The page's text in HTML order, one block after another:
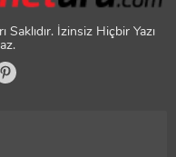
Saklıdır. İzinsiz Hiçbir Yazı